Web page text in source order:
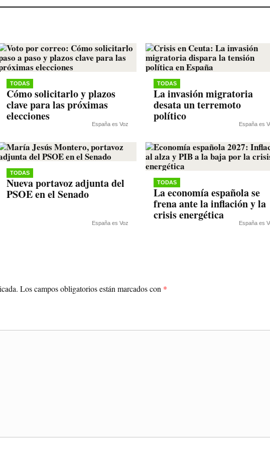
TODAS
Cómo solicitarlo y plazos
clave para las próximas
elecciones
España es Voz
TODAS
La invasión migratoria
desata un terremoto
político
España es
TODAS
Nueva portavoz adjunta del
PSOE en el Senado
España es Voz
TODAS
La economía española se
frena ante la inflación y la
crisis energética
España es
Los campos obligatorios están marcados con *